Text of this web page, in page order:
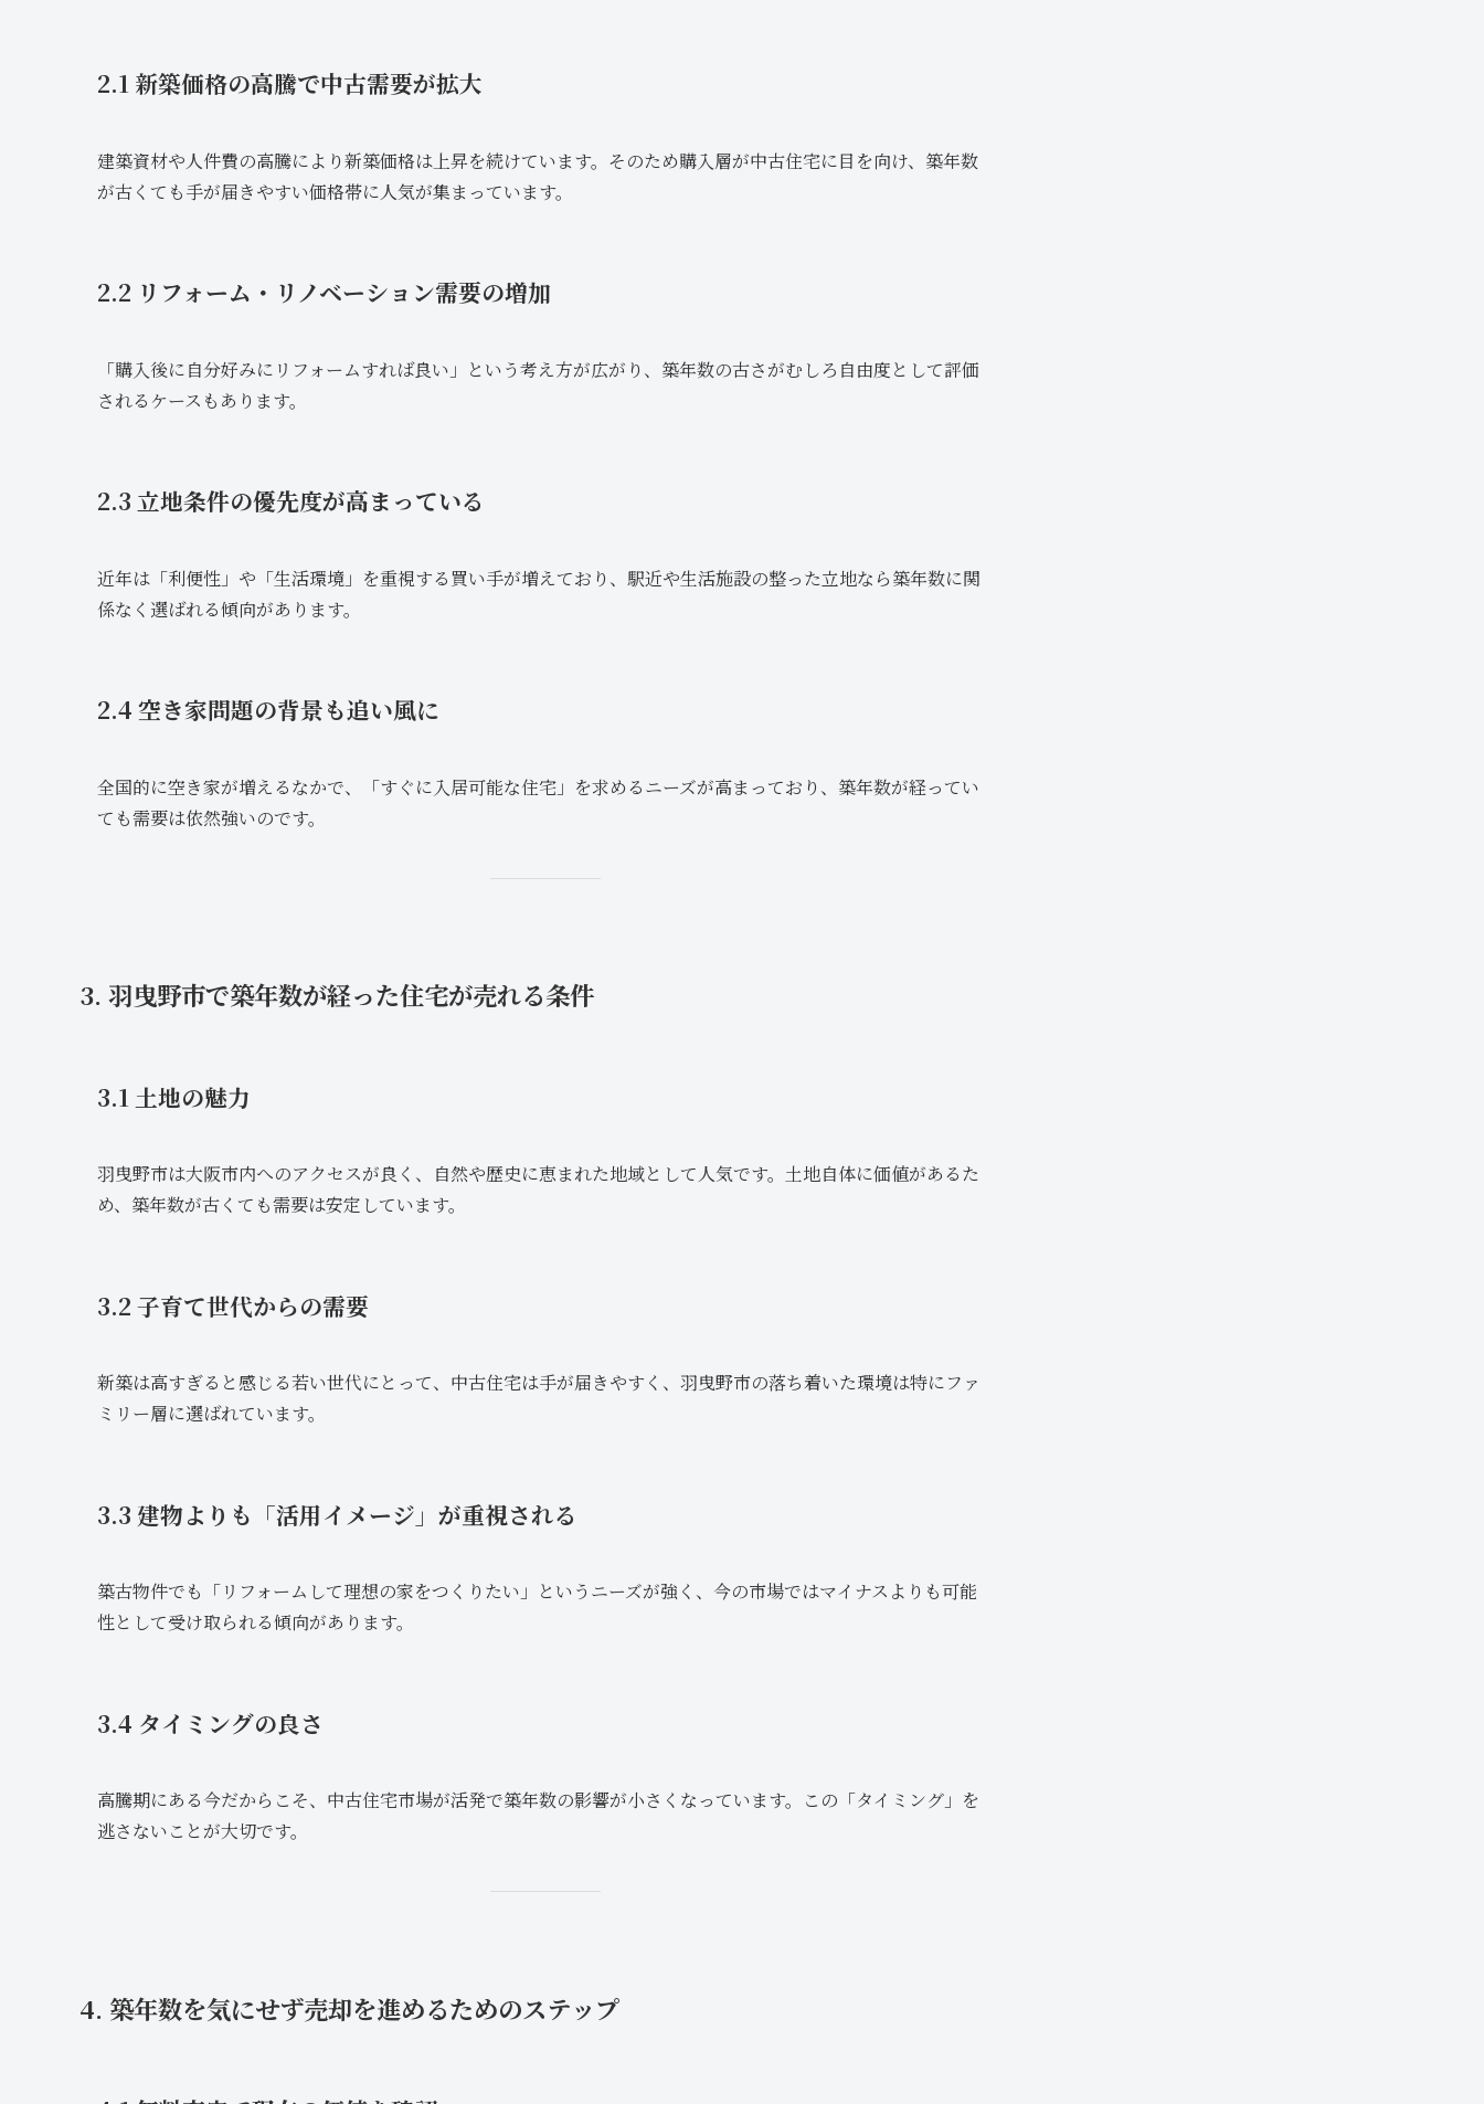
2.1 新築価格の高騰で中古需要が拡大
建築資材や人件費の高騰により新築価格は上昇を続けています。そのため購入層が中古住宅に目を向け、築年数
が古くても手が届きやすい価格帯に人気が集まっています。
2.2 リフォーム・リノベーション需要の増加
「購入後に自分好みにリフォームすれば良い」という考え方が広がり、築年数の古さがむしろ自由度として評価
されるケースもあります。
2.3 立地条件の優先度が高まっている
近年は「利便性」や「生活環境」を重視する買い手が増えており、駅近や生活施設の整った立地なら築年数に関
係なく選ばれる傾向があります。
2.4 空き家問題の背景も追い風に
全国的に空き家が増えるなかで、「すぐに入居可能な住宅」を求めるニーズが高まっており、築年数が経ってい
ても需要は依然強いのです。
3. 羽曳野市で築年数が経った住宅が売れる条件
3.1 土地の魅力
羽曳野市は大阪市内へのアクセスが良く、自然や歴史に恵まれた地域として人気です。土地自体に価値があるた
め、築年数が古くても需要は安定しています。
3.2 子育て世代からの需要
新築は高すぎると感じる若い世代にとって、中古住宅は手が届きやすく、羽曳野市の落ち着いた環境は特にファ
ミリー層に選ばれています。
3.3 建物よりも「活用イメージ」が重視される
築古物件でも「リフォームして理想の家をつくりたい」というニーズが強く、今の市場ではマイナスよりも可能
性として受け取られる傾向があります。
3.4 タイミングの良さ
高騰期にある今だからこそ、中古住宅市場が活発で築年数の影響が小さくなっています。この「タイミング」を
逃さないことが大切です。
4. 築年数を気にせず売却を進めるためのステップ